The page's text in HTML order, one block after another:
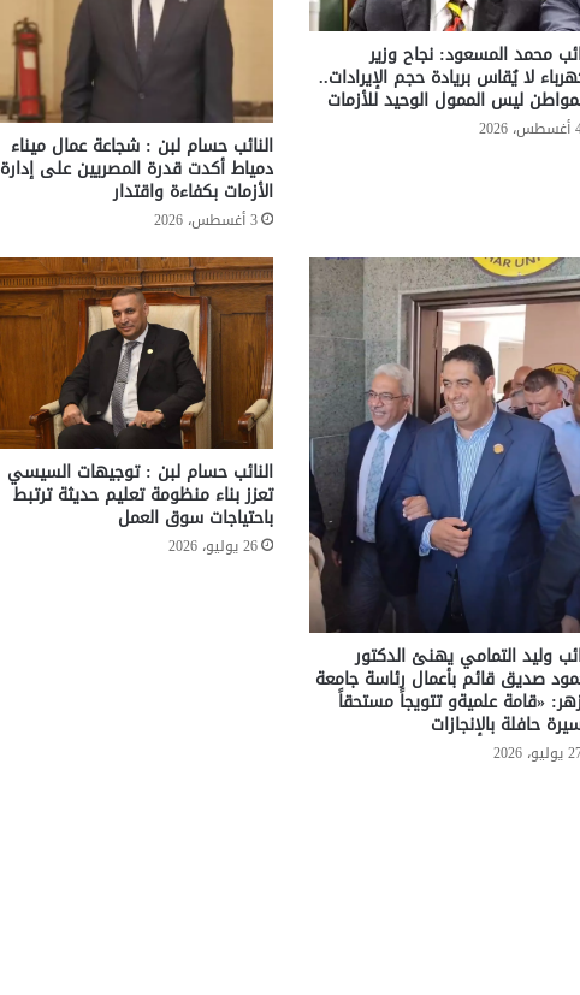
محمد المسعود: نجاح وزير
لا يُقاس بريادة حجم الإيرادات..
ليس الممول الوحيد للأزمات
2026
النائب حسام لبن : شجاعة عمال ميناء
دمياط أكدت قدرة المصريين على إدارة
الأزمات بكفاءة واقتدار
3 أغسطس، 2026
وليد التمامي يهنئ الدكتور
صديق قائم بأعمال رئاسة جامعة
«قامة علميةو تتويجاً مستحقاً
حافلة بالإنجازات
2026
النائب حسام لبن : توجيهات السيسي
تعزز بناء منظومة تعليم حديثة ترتبط
باحتياجات سوق العمل
26 يوليو، 2026